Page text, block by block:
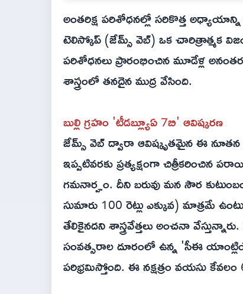
అంతరిక్ష పరిశోధనల్లో సరికొత్త
టెలిస్కోప్ (జేమ్స్‌ వెబ్‌) ఒక చారిత్రాత్మక
పరిశోధనలు ప్రారంభించిన మూడేళ్ల
శాస్త్రంలో తనదైన ముద్ర వేసింది.
బుల్లి గ్రహం 'టీడబ్ల్యూఏ 7బి' ఆవిష్కరణ
జేమ్స్ వెబ్ ద్వారా ఆవిష్కృతమైన ఈ నూతన
ఇప్పటివరకు ప్రత్యక్షంగా చిత్రీకరించిన
గమనార్హం. దీని బరువు మన సౌర
సుమారు 100 రెట్లు ఎక్కువ) మాత్రమే
తేలికైనదని శాస్త్రవేత్తలు అంచనా
సంవత్సరాల దూరంలో ఉన్న 'సీఈ యాంట్లియే'
పరిభ్రమిస్తోంది. ఈ నక్షత్రం వయసు